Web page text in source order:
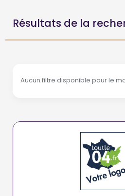
Résultats de la
Aucun filtre disponible pour le